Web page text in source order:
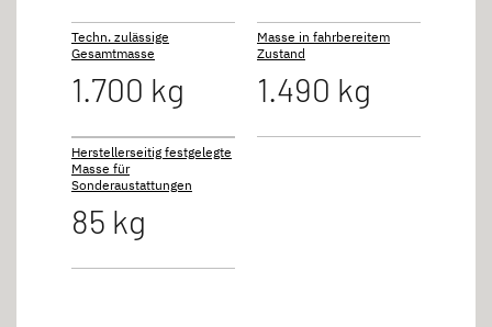
Techn. zulässige
Gesamtmasse
1.700 kg
Masse in fahrbereitem
Zustand
1.490 kg
Herstellerseitig festgelegte
Masse für
Sonderaustattungen
85 kg